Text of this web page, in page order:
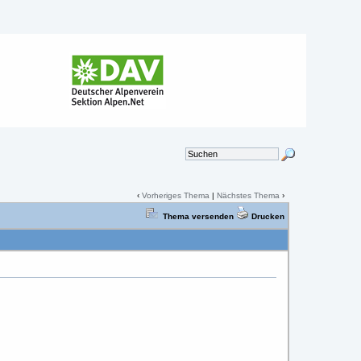
‹Vorheriges Thema |Nächstes Thema ›
Thema versenden Drucken